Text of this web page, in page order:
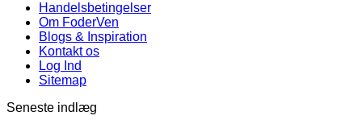
Handelsbetingelser
Om FoderVen
Blogs & Inspiration
Kontakt os
Log Ind
Sitemap
Seneste indlæg